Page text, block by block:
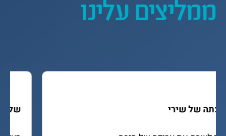
ממליצים עלינו
המלצתה של שירי